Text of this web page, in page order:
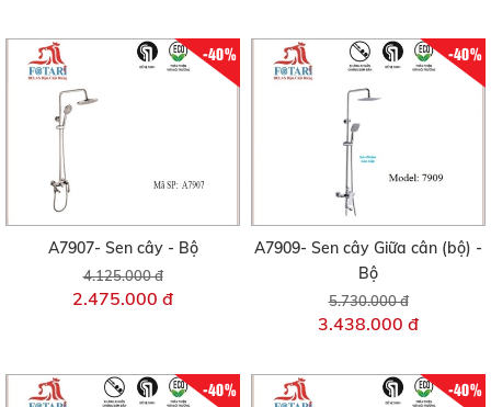
-40%
A7907- Sen cây - Bộ
4.125.000 đ
2.475.000 đ
-40%
A7909- Sen cây Giữa cân (bộ) -
Bộ
5.730.000 đ
3.438.000 đ
-40% -40%